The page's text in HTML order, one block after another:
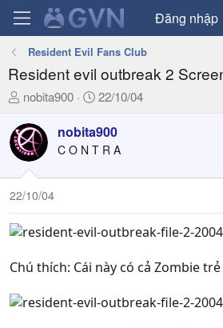
Đăng nhập
Resident Evil Fans Club
Resident evil outbreak 2
T
r
e
a
d
s
t
a
t
r
nobita900
N
à
y
ử
22/10/04
nobita900
C O N T R A
22/10/04
Chú thích: Cái này có cả Zombie